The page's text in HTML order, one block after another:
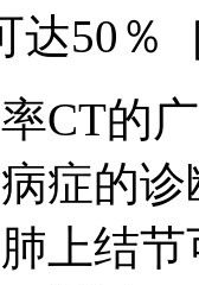
达50％
的广
症的
上结